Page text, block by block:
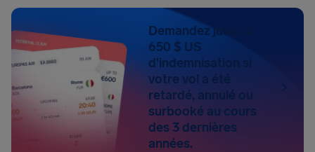
Demandez jusqu'à
650 $ US
d'indemnisation si
votre vol a été
retardé, annulé ou
surbooké au cours
des 3 dernières
années.